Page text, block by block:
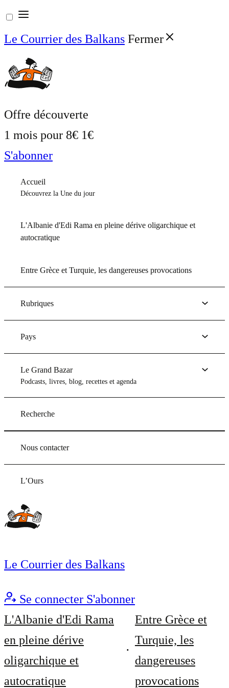
Aller
au
contenu
Le Courrier des Balkans Fermer
Offre découverte
1 mois pour 8€ 1€
S'abonner
Accueil
Découvrez la Une du jour
L'Albanie d'Edi Rama en pleine dérive oligarchique et
autocratique
Entre Grèce et Turquie, les dangereuses provocations
Rubriques
Pays
Le Grand Bazar
Podcasts, livres, blog, recettes et agenda
Recherche
Nous contacter
L’Ours
Le Courrier des Balkans
Se connecter S'abonner
L'Albanie d'Edi Rama
en pleine dérive
oligarchique et
autocratique
Entre Grèce et
Turquie, les
dangereuses
provocations